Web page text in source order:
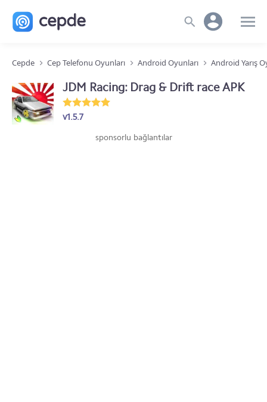
Cepde Cep Telefonu Oyunları Android Oyunları Android Yarış
JDM Racing: Drag & Drift race APK
v1.5.7
sponsorlu bağlantılar